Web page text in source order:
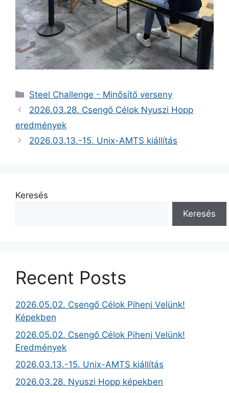
Kategória
Steel Challenge - Minősítő verseny
2026.03.28. Csengő Célok Nyuszi Hopp
eredmények
2026.03.13.-15. Unix-AMTS kiállítás
Keresés
Keresés
Recent Posts
2026.05.02. Csengő Célok Pihenj Velünk!
Képekben
2026.05.02. Csengő Célok Pihenj Velünk!
Eredmények
2026.03.13.-15. Unix-AMTS kiállítás
2026.03.28. Nyuszi Hopp képekben